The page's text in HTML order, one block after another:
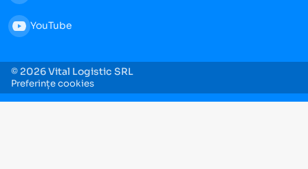
YouTube
© 2026 Vital Logistic SRL
Preferințe cookies